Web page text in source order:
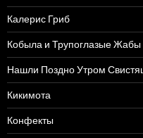
Калерис Гриб
Кобыла и Трупоглазые
Нашли Поздно Утром
Кикимота
Конфекты